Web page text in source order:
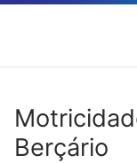
Berçário